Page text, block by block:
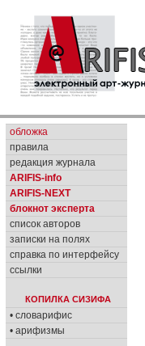
обложка
правила
редакция журнала
ARIFIS-info
ARIFIS-NEXT
блокнот эксперта
список авторов
записки на полях
справка по интерфейсу
ссылки
КОПИЛКА СИЗИФА
• словарифис
• арифизмы